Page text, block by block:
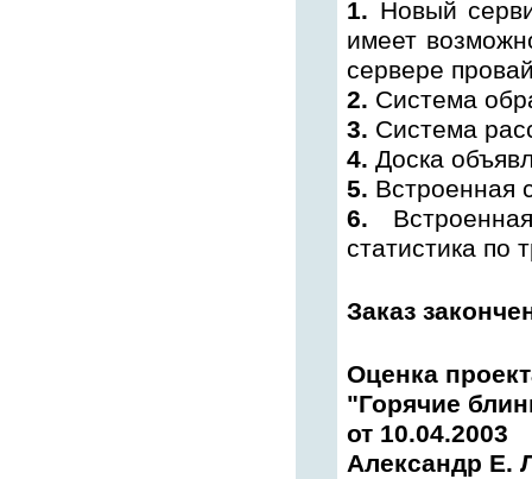
1. Новый
имеет
сервере
2. Система
3. Система
4. Доска
5. Встроенная
6.
статистика по
Заказ
Оценка
"Горячие
от 10.04.2003
Александр Е.